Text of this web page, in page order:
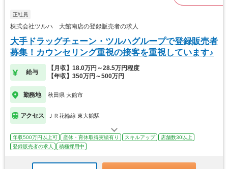
正社員
株式会社ツルハ 大館南店の登録販売者の求人
大手ドラッグチェーン・ツルハグループで登録販売者
募集！カウンセリング重視の接客を重視しています♪
給与
【月収】18.0万円～28.5万円程度
【年収】350万円～500万円
勤務地 秋田県 大館市
アクセス ＪＲ花輪線 東大館駅
年収500万円以上可 産休・育休取得実績有り スキルアップ
店舗数30以上
登録販売者の求人
積極採用中